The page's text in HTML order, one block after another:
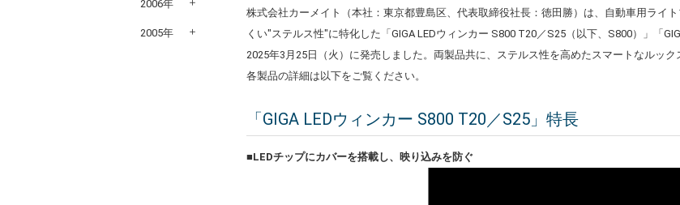
株式会社カーメイト（本社：東京都豊島区、代表取締役社長：徳田勝）は、自動車用ライ
くい"ステルス性"に特化した「GIGA LEDウィンカー S800 T20／S25（以下、S800）」「
2025年3月25日（火）に発売しました。両製品共に、ステルス性を高めたスマートなルッ
各製品の詳細は以下をご覧ください。
「GIGA LEDウィンカー S800 T20／S25」特長
■LEDチップにカバーを搭載し、映り込みを防ぐ
2006年
2005年